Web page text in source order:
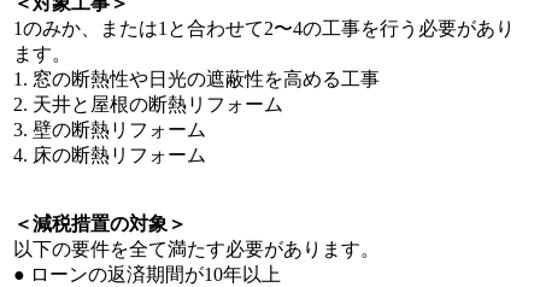
1のみか、または1と合わせて2〜4の工事を行う必要があり
ます。
1. 窓の断熱性や日光の遮蔽性を高める工事
2. 天井と屋根の断熱リフォーム
3. 壁の断熱リフォーム
4. 床の断熱リフォーム
＜減税措置の対象＞
以下の要件を全て満たす必要があります。
● ローンの返済期間が10年以上